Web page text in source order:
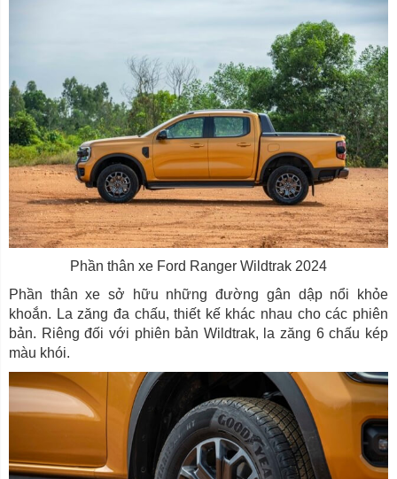
Phần thân xe Ford Ranger Wildtrak 2024
Phần thân xe sở hữu những đường gân dập nổi khỏe
khoắn. La zăng đa chấu, thiết kế khác nhau cho các phiên
bản. Riêng đối với phiên bản Wildtrak, la zăng 6 chấu kép
màu khói.